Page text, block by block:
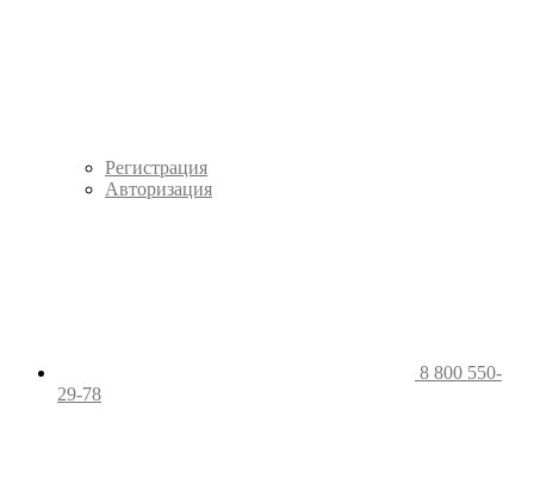
Регистрация
Авторизация
8 800 550-
29-78